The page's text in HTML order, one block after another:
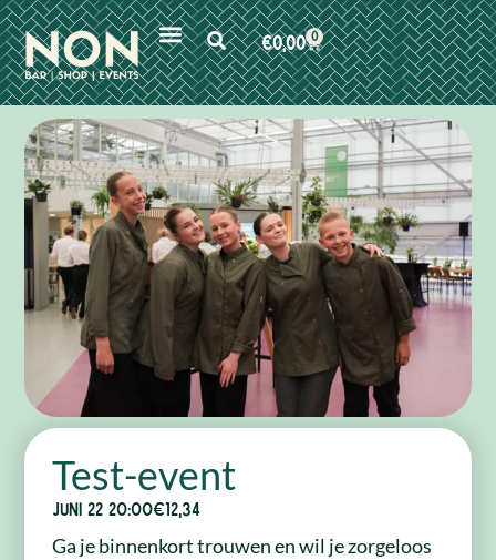
€0,00 0
Test-event
juni 22 20:00€12,34
Ga je binnenkort trouwen en wil je zorgeloos